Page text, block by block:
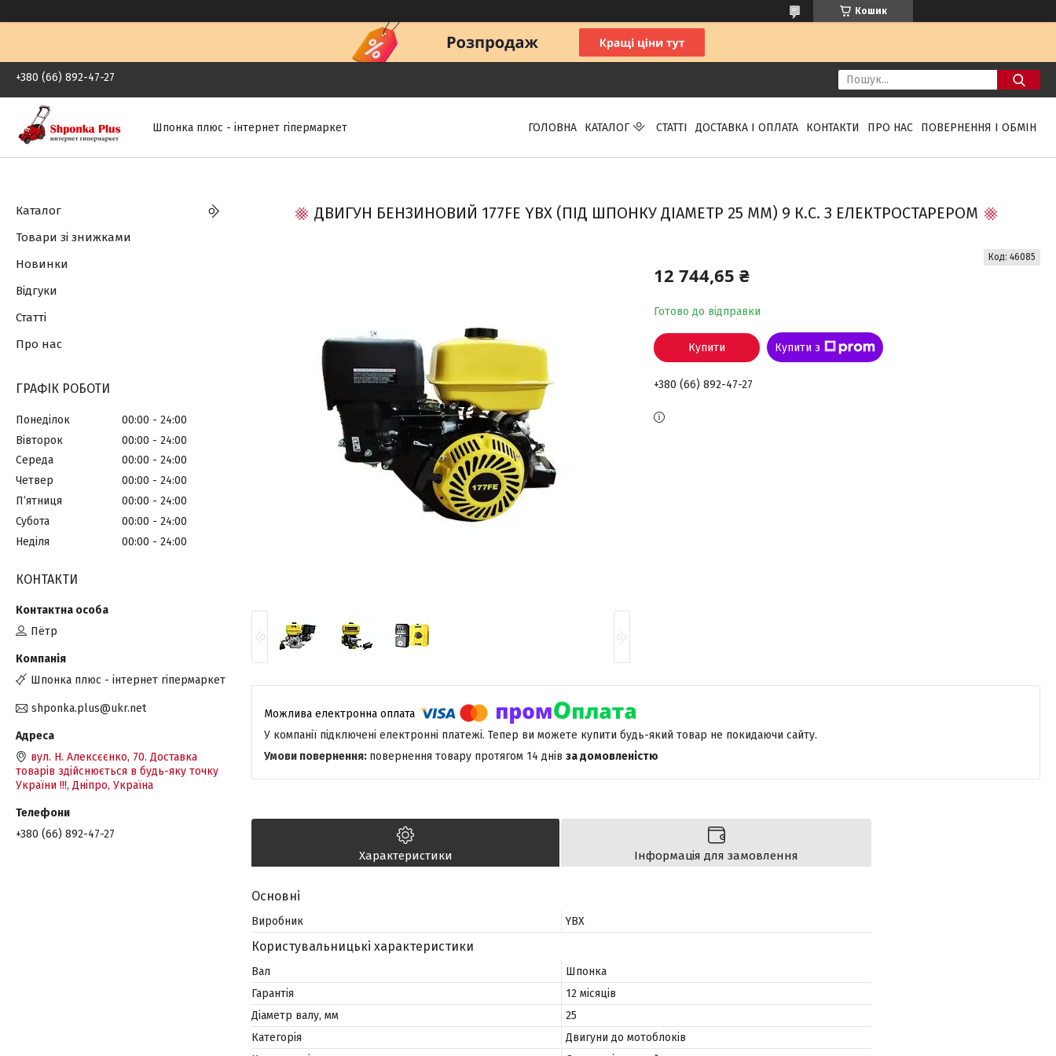
Кошик
+380 (66) 892-47-27
Шпонка плюс - інтернет гіпермаркет ГОЛОВНА КАТАЛОГ СТАТТІ ДОСТАВКА І ОПЛАТА КОНТАКТИ ПРО НАС ПОВЕРНЕННЯ І ОБМІН
ДВИГУН БЕНЗИНОВИЙ 177FE YBX (ПІД ШПОНКУ ДІАМЕТР 25 ММ) 9 К.С. З ЕЛЕКТРОСТАРЕРОМ
12 744,65 ₴
Готово до відправки
Код: 46085
Купити Купити з
+380 (66) 892-47-27
У компанії підключені електронні платежі. Тепер ви можете купити будь-який товар не покидаючи сайту.
повернення товару протягом 14 днів за домовленістю
Характеристики Інформація для замовлення
Основні
Виробник YBX
Користувальницькі характеристики
Вал
Шпонка
Гарантія
12 місяців
Діаметр валу, мм
25
Категорія
Двигуни до мотоблоків
Каталог
Товари зі знижками
Новинки
Відгуки
Статті
Про нас
ГРАФІК РОБОТИ
Понеділок 00:00
24:00
Вівторок
00:00
24:00
Середа
00:00
24:00
Четвер
00:00
24:00
Пʼятниця
00:00
24:00
Субота
00:00
24:00
Неділя
00:00 24:00
КОНТАКТИ
Пётр
Шпонка плюс - інтернет гіпермаркет
shponka.plus@ukr.net
вул. Н. Алексєєнко, 70. Доставка
товарів здійснюється в будь-яку точку
України !!!, Дніпро, Україна
+380 (66) 892-47-27